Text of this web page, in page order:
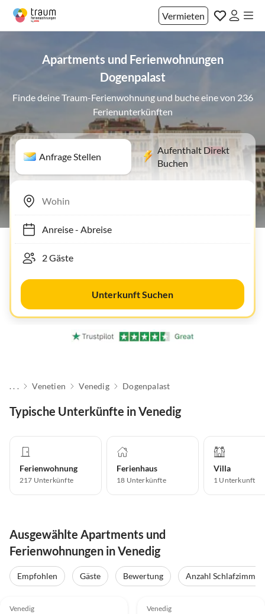
Vermieten
Apartments und Ferienwohnungen
Dogenpalast
Finde deine Traum-Ferienwohnung und buche eine von 236
Ferienunterkünften
Anfrage Stellen
Aufenthalt Direkt
Buchen
Anreise- Abreise
Unterkunft Suchen
. . . Venetien Venedig Dogenpalast
Typische Unterkünfte in Venedig
Ferienwohnung
217 Unterkünfte
Ferienhaus
18 Unterkünfte
Villa
1 Unterkunft
Ausgewählte Apartments und
Ferienwohnungen in Venedig
Empfohlen Gäste Bewertung
Anzahl Schlafzimmer
Venedig Venedig